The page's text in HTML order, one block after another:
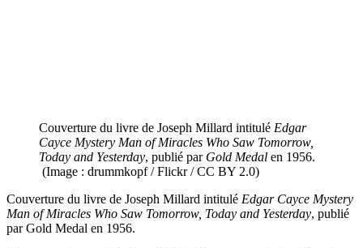
Couverture du livre de Joseph Millard intitulé Edgar
Cayce Mystery Man of Miracles Who Saw Tomorrow,
Today and Yesterday, publié par Gold Medal en 1956.
(Image : drummkopf / Flickr / CC BY 2.0)
Couverture du livre de Joseph Millard intitulé Edgar Cayce Mystery
Man of Miracles Who Saw Tomorrow, Today and Yesterday, publié
par Gold Medal en 1956.